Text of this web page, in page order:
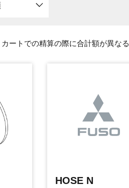
ートでの精算の際に合計額が異なる
HOSE N